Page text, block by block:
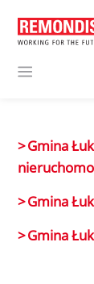
Gmina
Gmina
Gmina